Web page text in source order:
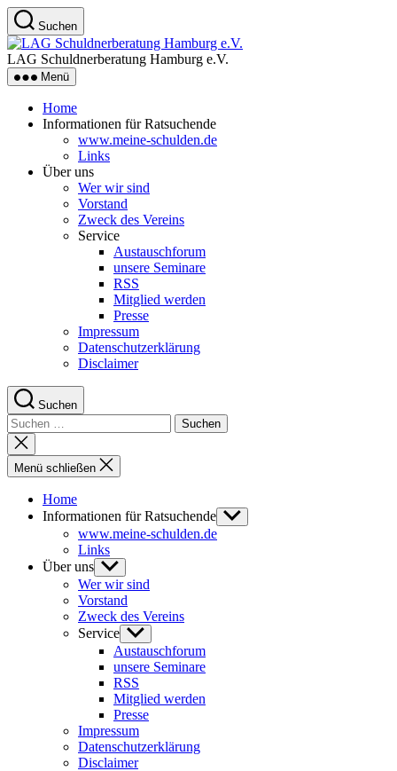
Zum
Inhalt
springen
Suchen
LAG Schuldnerberatung Hamburg e.V.
Menü
Home
Informationen für Ratsuchende
www.meine-schulden.de
Links
Über uns
Wer wir sind
Vorstand
Zweck des Vereins
Service
Austauschforum
unsere Seminare
RSS
Mitglied werden
Presse
Impressum
Datenschutzerklärung
Disclaimer
Suchen
Suchen
nach:
Suche
schließen
Menü schließen
Home
Informationen für Ratsuchende Untermenü
anzeigen
www.meine-schulden.de
Links
Über uns Untermenü
anzeigen
Wer wir sind
Vorstand
Zweck des Vereins
Service Untermenü
anzeigen
Austauschforum
unsere Seminare
RSS
Mitglied werden
Presse
Impressum
Datenschutzerklärung
Disclaimer